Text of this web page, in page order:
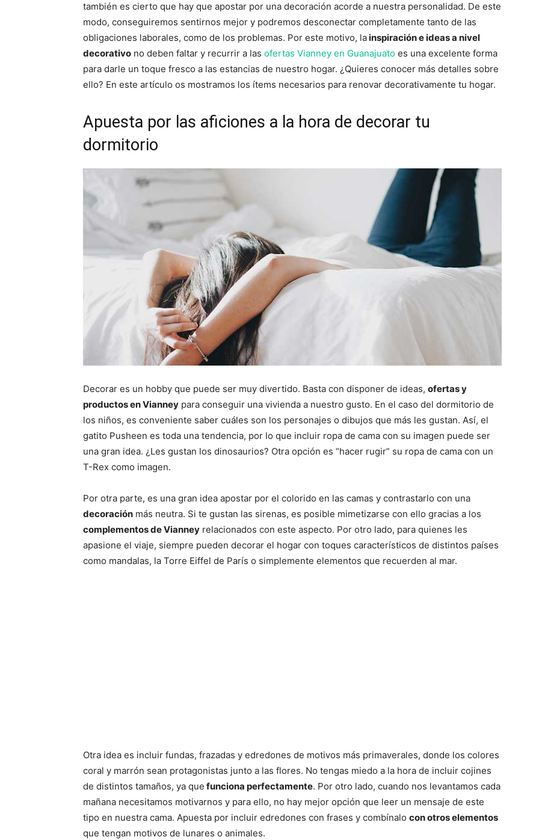
también es cierto que hay que apostar por una decoración acorde a nuestra personalidad. De este
modo, conseguiremos sentirnos mejor y podremos desconectar completamente tanto de las
obligaciones laborales, como de los problemas. Por este motivo, lainspiración e ideas a nivel
decorativo no deben faltar y recurrir a las ofertas Vianney en Guanajuato es una excelente forma
para darle un toque fresco a las estancias de nuestro hogar. ¿Quieres conocer más detalles sobre
ello? En este artículo os mostramos los ítems necesarios para renovar decorativamente tu hogar.
Apuesta por las aficiones a la hora de decorar tu
dormitorio
Decorar es un hobby que puede ser muy divertido. Basta con disponer de ideas, ofertas y
productos en Vianney para conseguir una vivienda a nuestro gusto. En el caso del dormitorio de
los niños, es conveniente saber cuáles son los personajes o dibujos que más les gustan. Así, el
gatito Pusheen es toda una tendencia, por lo que incluir ropa de cama con su imagen puede ser
una gran idea. ¿Les gustan los dinosaurios? Otra opción es “hacer rugir” su ropa de cama con un
T-Rex como imagen.
Por otra parte, es una gran idea apostar por el colorido en las camas y contrastarlo con una
decoración más neutra. Si te gustan las sirenas, es posible mimetizarse con ello gracias a los
complementos de Vianney relacionados con este aspecto. Por otro lado, para quienes les
apasione el viaje, siempre pueden decorar el hogar con toques característicos de distintos países
como mandalas, la Torre Eiffel de París o simplemente elementos que recuerden al mar.
Otra idea es incluir fundas, frazadas y edredones de motivos más primaverales, donde los colores
coral y marrón sean protagonistas junto a las flores. No tengas miedo a la hora de incluir cojines
de distintos tamaños, ya que funciona perfectamente. Por otro lado, cuando nos levantamos cada
mañana necesitamos motivarnos y para ello, no hay mejor opción que leer un mensaje de este
tipo en nuestra cama. Apuesta por incluir edredones con frases y combínalo con otros elementos
que tengan motivos de lunares o animales.